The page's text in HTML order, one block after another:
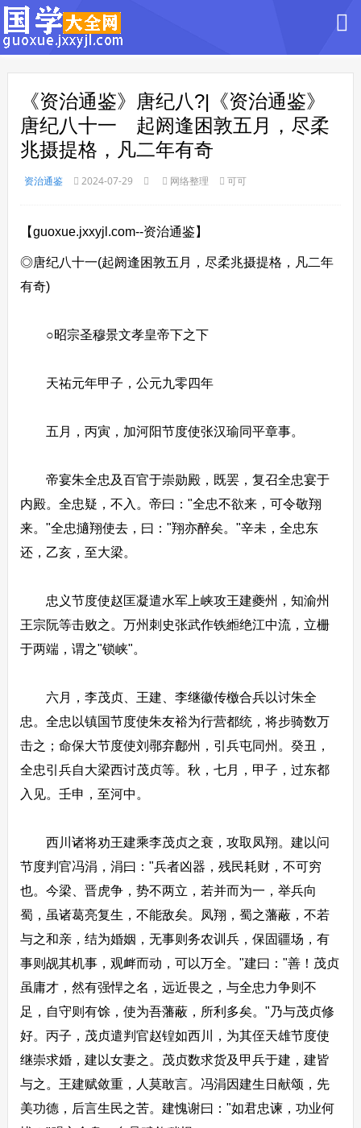
《资治通鉴》唐纪八?|《资治通鉴》
唐纪八十一 起阏逢困敦五月，尽柔
兆摄提格，凡二年有奇
资治通鉴 2024-07-29 网络整理 可可
【guoxue.jxxyjl.com--资治通鉴】
◎唐纪八十一(起阏逢困敦五月，尽柔兆摄提格，凡二年
有奇)
○昭宗圣穆景文孝皇帝下之下
天祐元年甲子，公元九零四年
五月，丙寅，加河阳节度使张汉瑜同平章事。
帝宴朱全忠及百官于崇勋殿，既罢，复召全忠宴于
内殿。全忠疑，不入。帝曰："全忠不欲来，可令敬翔
来。"全忠擿翔使去，曰："翔亦醉矣。"辛未，全忠东
还，乙亥，至大梁。
忠义节度使赵匡凝遣水军上峡攻王建夔州，知渝州
王宗阮等击败之。万州刺史张武作铁縆绝江中流，立栅
于两端，谓之"锁峡"。
六月，李茂贞、王建、李继徽传檄合兵以讨朱全
忠。全忠以镇国节度使朱友裕为行营都统，将步骑数万
击之；命保大节度使刘鄩弃鄜州，引兵屯同州。癸丑，
全忠引兵自大梁西讨茂贞等。秋，七月，甲子，过东都
入见。壬申，至河中。
西川诸将劝王建乘李茂贞之衰，攻取凤翔。建以问
节度判官冯涓，涓曰："兵者凶器，残民耗财，不可穷
也。今梁、晋虎争，势不两立，若并而为一，举兵向
蜀，虽诸葛亮复生，不能敌矣。凤翔，蜀之藩蔽，不若
与之和亲，结为婚姻，无事则务农训兵，保固疆场，有
事则觇其机事，观衅而动，可以万全。"建曰："善！茂贞
虽庸才，然有强悍之名，远近畏之，与全忠力争则不
足，自守则有馀，使为吾藩蔽，所利多矣。"乃与茂贞修
好。丙子，茂贞遣判官赵锽如西川，为其侄天雄节度使
继崇求婚，建以女妻之。茂贞数求货及甲兵于建，建皆
与之。王建赋敛重，人莫敢言。冯涓因建生日献颂，先
美功德，后言生民之苦。建愧谢曰："如君忠谏，功业何